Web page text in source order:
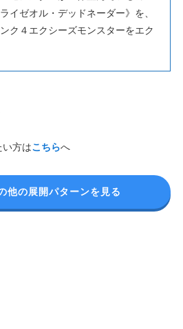
イゼオル・デッドネーダー》を、
ク４エクシーズモンスターをエク
方はこちらへ
他の展開パターンを見る